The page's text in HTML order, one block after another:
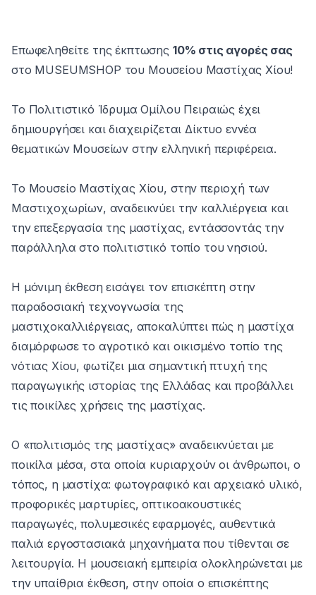
Επωφεληθείτε της έκπτωσης 10% στις αγορές σας
στο MUSEUMSHOP του Μουσείου Μαστίχας Χίου!
Το Πολιτιστικό Ίδρυμα Ομίλου Πειραιώς έχει
δημιουργήσει και διαχειρίζεται Δίκτυο εννέα
θεματικών Μουσείων στην ελληνική περιφέρεια.
Το Μουσείο Μαστίχας Χίου, στην περιοχή των
Μαστιχοχωρίων, αναδεικνύει την καλλιέργεια και
την επεξεργασία της μαστίχας, εντάσσοντάς την
παράλληλα στο πολιτιστικό τοπίο του νησιού.
Η μόνιμη έκθεση εισάγει τον επισκέπτη στην
παραδοσιακή τεχνογνωσία της
μαστιχοκαλλιέργειας, αποκαλύπτει πώς η μαστίχα
διαμόρφωσε το αγροτικό και οικισμένο τοπίο της
νότιας Χίου, φωτίζει μια σημαντική πτυχή της
παραγωγικής ιστορίας της Ελλάδας και προβάλλει
τις ποικίλες χρήσεις της μαστίχας.
Ο «πολιτισμός της μαστίχας» αναδεικνύεται με
ποικίλα μέσα, στα οποία κυριαρχούν οι άνθρωποι, ο
τόπος, η μαστίχα: φωτογραφικό και αρχειακό υλικό,
προφορικές μαρτυρίες, οπτικοακουστικές
παραγωγές, πολυμεσικές εφαρμογές, αυθεντικά
παλιά εργοστασιακά μηχανήματα που τίθενται σε
λειτουργία. Η μουσειακή εμπειρία ολοκληρώνεται με
την υπαίθρια έκθεση, στην οποία ο επισκέπτης